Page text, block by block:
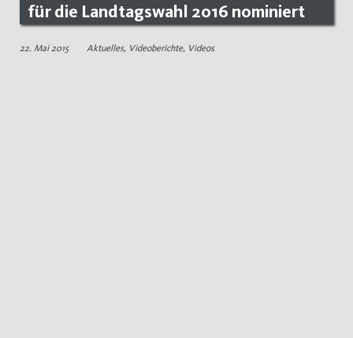
für die Landtagswahl 2016 nominiert
22. Mai 2015 Aktuelles, Videoberichte, Videos